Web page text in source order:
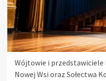
Wójtowie i przedstawiciele
Nowej Wsi oraz Sołectwa